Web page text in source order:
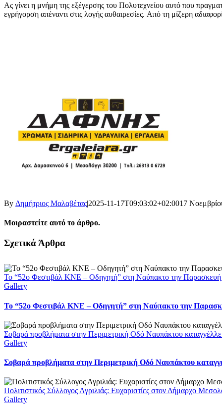
Ας γίνει η μνήμη της εξέγερσης του Πολυτεχνείου αυτό που
εγρήγορση απέναντι στις λογής αυθαιρεσίες. Από τη μίζερη
By Δημήτριος Μαλαβέτας|2025-11-17T09:03:02+02:0017
Μοιραστείτε αυτό το άρθρο.
Facebook
X
LinkedIn
WhatsApp
Email
Σχετικά Άρθρα
Το “52ο Φεστιβάλ ΚΝΕ – Οδηγητή” στη Ναύπακτο την
Gallery
Το “52ο Φεστιβάλ ΚΝΕ – Οδηγητή” στη Ναύπακτο την
Σοβαρά προβλήματα στην Περιμετρική Οδό Ναυπάκτου
Gallery
Σοβαρά προβλήματα στην Περιμετρική Οδό Ναυπάκτου
Πολιτιστικός Σύλλογος Αγριλιάς: Ευχαριστίες στον Δήμαρχο
Gallery